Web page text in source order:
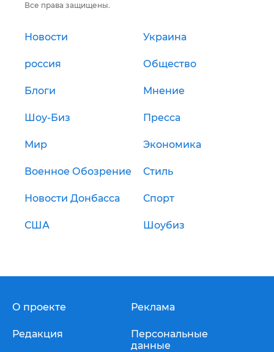
Все права защищены.
Новости Украина
россия Общество
Блоги Мнение
Шоу-Биз Пресса
Мир Экономика
Военное Обозрение Стиль
Новости Донбасса Спорт
США Шоубиз
О проекте
Редакция
Реклама
Персональные
данные